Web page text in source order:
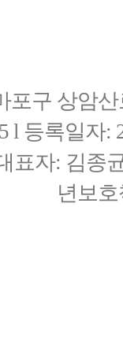
포구 상암
l 등록일자:
표자: 김종
년보